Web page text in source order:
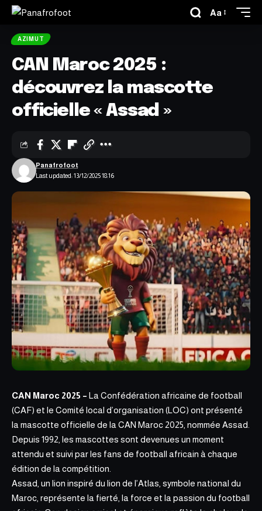
Aa
AZIMUT
CAN Maroc 2025 :
découvrez la mascotte
officielle « Assad »
Last updated: 13/12/2025 18:16
Panafrofoot
CAN Maroc 2025 – La Confédération africaine de football
(CAF) et le Comité local d’organisation (LOC) ont présenté
la mascotte officielle de la CAN Maroc 2025, nommée Assad.
Depuis 1992, les mascottes sont devenues un moment
attendu et suivi par les fans de football africain à chaque
édition de la compétition.
Assad, un lion inspiré du lion de l’Atlas, symbole national du
Maroc, représente la fierté, la force et la passion du football